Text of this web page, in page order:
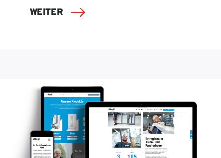
WEITER